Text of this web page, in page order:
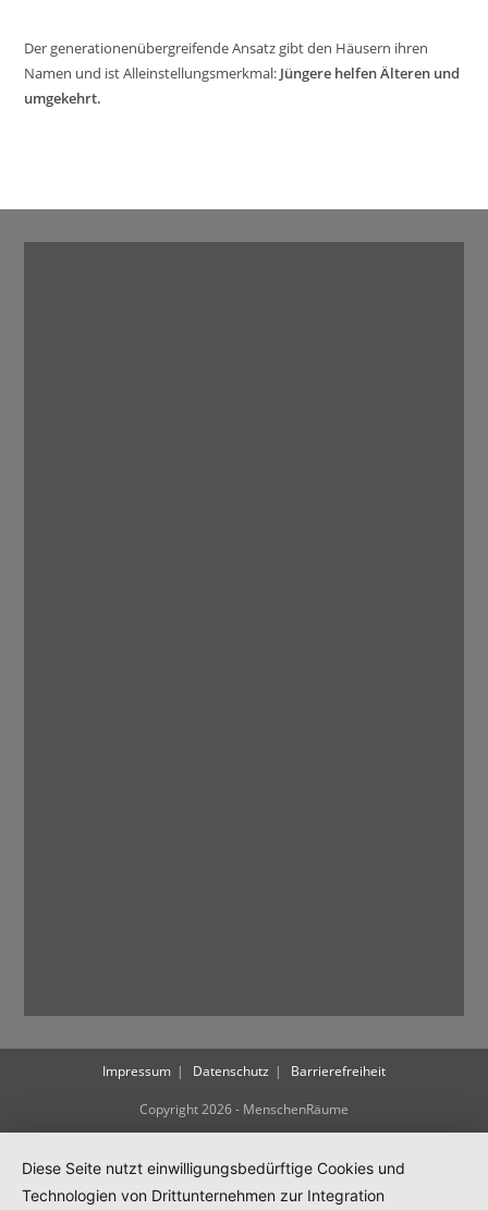
Der generationenübergreifende Ansatz gibt den Häusern ihren
Namen und ist Alleinstellungsmerkmal: Jüngere helfen Älteren und
umgekehrt.
Impressum Datenschutz Barrierefreiheit
Copyright 2026 - MenschenRäume
Diese Seite nutzt einwilligungsbedürftige Cookies und
Technologien von Drittunternehmen zur Integration